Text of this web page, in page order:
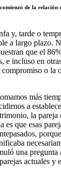
de la relación
y, tarde o
a largo plazo.
que el
e incluso en
o la
más
a
la pareja
que esas
una pregunta
actuales